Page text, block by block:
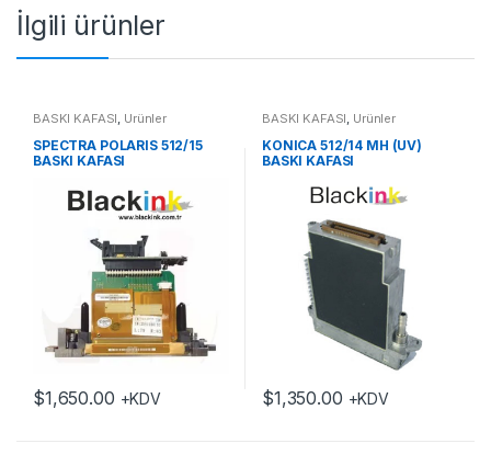
İlgili ürünler
BASKI KAFASI, Ürünler
SPECTRA POLARIS 512/15
BASKI KAFASI
$1,650.00 +KDV
BASKI KAFASI, Ürünler
KONICA 512/14 MH (UV)
BASKI KAFASI
$1,350.00 +KDV